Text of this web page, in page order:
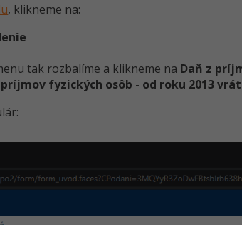
, klikneme na:
tak rozbalíme a klikneme na Daň z
fyzických osôb - od roku 2013